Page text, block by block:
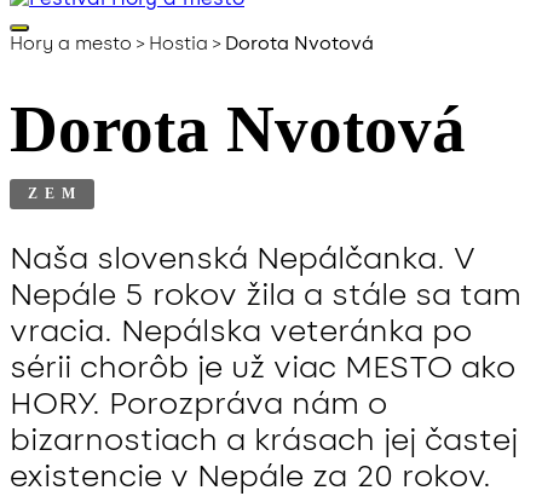
Hory a mesto > Hostia > Dorota Nvotová
Dorota Nvotová
ZEM
Naša slovenská Nepálčanka. V
Nepále 5 rokov žila a stále sa tam
vracia. Nepálska veteránka po
sérii chorôb je už viac MESTO ako
HORY. Porozpráva nám o
bizarnostiach a krásach jej častej
existencie v Nepále za 20 rokov.